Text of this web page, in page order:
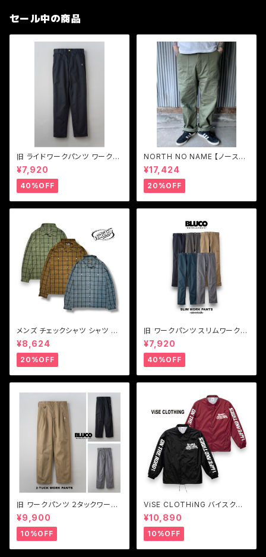
セール中の商品
旧 ライドワークパンツ ワークパ
ンツストレッチ BLUCO【ブル
コ】RIDE WORK PANTS -str
etch- 0066
¥7,920
40%OFF
NORTH NO NAME 【ノースノ
ーネーム】ユーティリティ トラウ
ザーズパンツ
¥17,424
20%OFF
メンズ チェックシャツ シャツ ブ
ルー ブラウン グリーン Vin & A
ge ヴィンアンドエイジ LIGHT
FABRIC SHIRT(TYPE VSL6)
¥8,624
20%OFF
旧 ワークパンツ スリムワークパ
ンツ ワークパンツストレッチ BL
UCO【ブルコ】旧SLIM WORK
PANTS-STRETCH 0063E
¥7,920
40%OFF
旧 ワークパンツ ２タックワーク
パンツ メンズパンツ BLUCO
【ブルコ】旧 2-TUCK WORK P
ANTS
¥9,900
10%OFF
ViSE CLOTHiNG バイスクロ
ージング コーチジャケット メン
ズ Z-CFFV Nylon Coach Ja
cket
¥10,890
10%OFF